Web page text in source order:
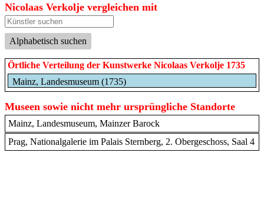
Nicolaas Verkolje vergleichen mit
Alphabetisch suchen
Örtliche Verteilung der Kunstwerke Nicolaas Verkolje 1735
Mainz, Landesmuseum (1735)
Museen sowie nicht mehr ursprüngliche Standorte
Mainz, Landesmuseum, Mainzer Barock
Prag, Nationalgalerie im Palais Sternberg, 2. Obergeschoss, Saal 4